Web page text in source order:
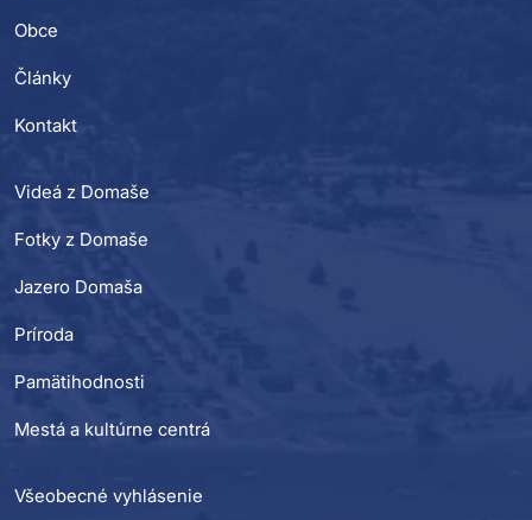
Obce
Články
Kontakt
Videá z Domaše
Fotky z Domaše
Jazero Domaša
Príroda
Pamätihodnosti
Mestá a kultúrne centrá
Všeobecné vyhlásenie